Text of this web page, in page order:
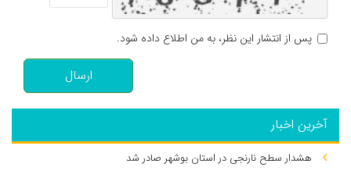
پس از انتشار این نظر، به من اطلاع داده شود.
ارسال
آخرین اخبار
هشدار سطح نارنجی در استان بوشهر صادر شد